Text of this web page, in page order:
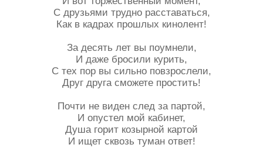
С друзьями трудно расставаться,
Как в кадрах прошлых кинолент!
За десять лет вы поумнели,
И даже бросили курить,
С тех пор вы сильно повзрослели,
Друг друга сможете простить!
Почти не виден след за партой,
И опустел мой кабинет,
Душа горит козырной картой
И ищет сквозь туман ответ!